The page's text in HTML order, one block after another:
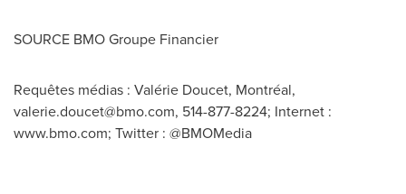
SOURCE BMO Groupe Financier
Requêtes médias : Valérie Doucet, Montréal,
valerie.doucet@bmo.com, 514-877-8224; Internet :
www.bmo.com; Twitter : @BMOMedia